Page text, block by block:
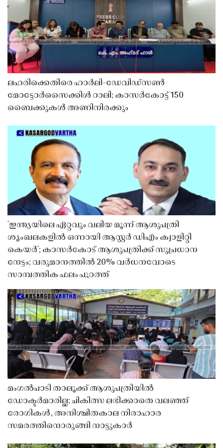
ലഹരിക്കെതിരെ ഹാർലി-ഡേവിഡ്‌സൺ
മോട്ടോർസൈക്കിൾ റാലി; കാസർകോട്ട് 150
ബൈക്കുകൾ അണിനിരക്കും
'ഇന്ത്യയിലെ ഏറ്റവും വലിയ മൂന്ന് ആശുപത്രി
ശൃംഖലകളിൽ ഒന്നായി ആസ്റ്റർ ഡിഎം ക്വാളിറ്റി
കെയർ'; കാസർകോട് ആശുപത്രിക്ക് സുപ്രധാന
നേട്ടം; വരുമാനത്തിൽ 20% വർധനവോടെ
സാമ്പത്തിക ഫലം പുറത്ത്
മംഗൽപാടി താലൂക്ക് ആശുപത്രിയിൽ
ഡോക്ടർമാരില്ല; ചികിത്സ ലഭിക്കാതെ വലഞ്ഞ്
രോഗികൾ, അനിശ്ചിതകാല നിരാഹാര
സമരത്തിനൊരുങ്ങി നാട്ടുകാർ